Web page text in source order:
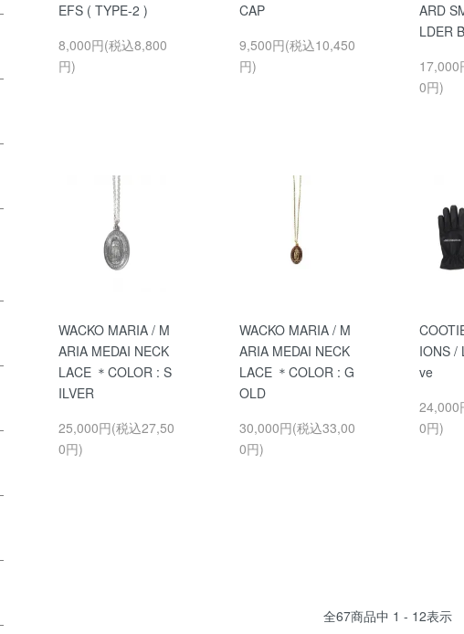
EFS ( TYPE-2 )
8,000円(税込8,800
円)
CAP
9,500円(税込10,450
円)
ARD
LDER
17,000
0円)
WACKO MARIA / M
ARIA MEDAI NECK
LACE ＊COLOR : S
ILVER
25,000円(税込27,50
0円)
WACKO MARIA / M
ARIA MEDAI NECK
LACE ＊COLOR : G
OLD
30,000円(税込33,00
0円)
IONS /
ve
24,000
0円)
全67商品中 1 - 12表示